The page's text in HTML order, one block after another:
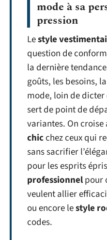
mode à sa
pression
Lestyle
question de
la dernière
goûts, les besoins,
mode, loin de
sert de point de
variantes. On croise
chicchez ceux qui
sans sacrifier
pour les esprits
professionnelpour
veulent allier
ou encore lestyle
codes.